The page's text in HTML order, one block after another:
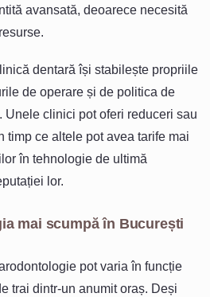
avansată, deoarece necesită
dentară își stabilește propriile
de operare și de politica de
Unele clinici pot oferi reduceri sau
timp ce altele pot avea tarife mai
în tehnologie de ultimă
lor.
mai scumpă în București
pot varia în funcție
trai dintr-un anumit oraș. Deși